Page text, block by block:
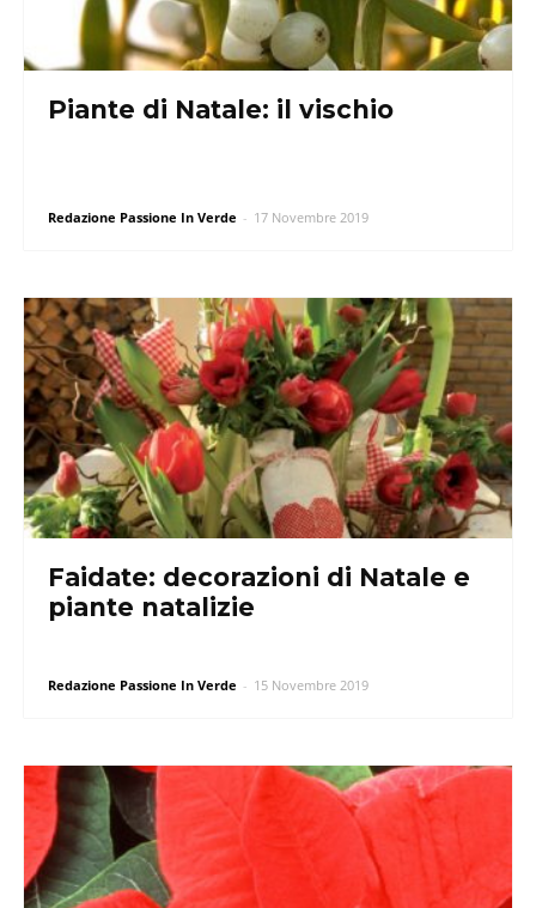
Piante di Natale: il vischio
Redazione Passione In Verde - 17 Novembre 2019
Faidate: decorazioni di Natale e
piante natalizie
Redazione Passione In Verde - 15 Novembre 2019